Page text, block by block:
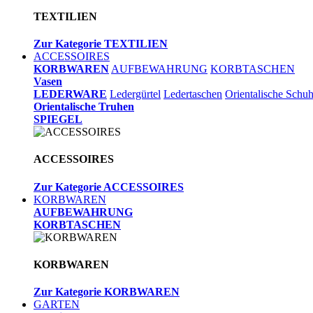
TEXTILIEN
Zur Kategorie TEXTILIEN
ACCESSOIRES
KORBWAREN AUFBEWAHRUNG KORBTASCHEN
Vasen
LEDERWARE Ledergürtel Ledertaschen Orientalische
Orientalische Truhen
SPIEGEL
ACCESSOIRES
Zur Kategorie ACCESSOIRES
KORBWAREN
AUFBEWAHRUNG
KORBTASCHEN
KORBWAREN
Zur Kategorie KORBWAREN
GARTEN